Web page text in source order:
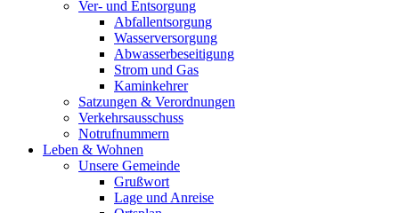
Ver- und Entsorgung
Abfallentsorgung
Wasserversorgung
Abwasserbeseitigung
Strom und Gas
Kaminkehrer
Satzungen & Verordnungen
Verkehrsausschuss
Notrufnummern
Leben & Wohnen
Unsere Gemeinde
Grußwort
Lage und Anreise